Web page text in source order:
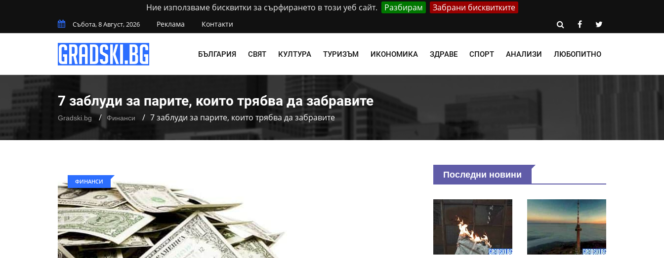
Ние използваме бисквитки за сърфирането в този уеб сайт. Разбирам Забрани бисквитките
Събота, 8 Август, 2026 Реклама Контакти
БЪЛГАРИЯ СВЯТ КУЛТУРА ТУРИЗЪМ ИКОНОМИКА ЗДРАВЕ СПОРТ АНАЛИЗИ ЛЮБОПИТНО
7 заблуди за парите, които трябва да забравите
Gradski.bg Финанси 7 заблуди за парите, които трябва да забравите
ФИНАНСИ
Последни новини